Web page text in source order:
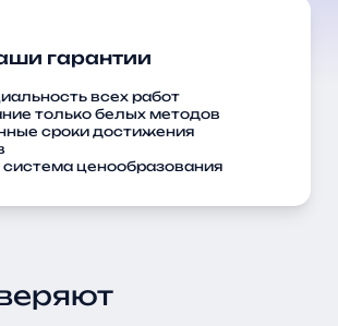
всех работ
только белых методов
сроки достижения
система ценообразования